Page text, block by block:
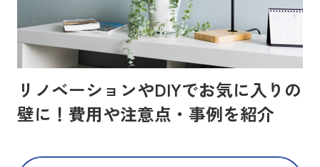
リノベーションやDIYでお気に入りの
壁に！費用や注意点・事例を紹介